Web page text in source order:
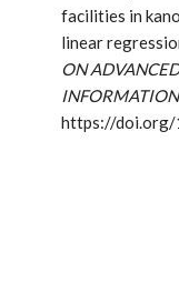
facilities in
linear
ON
https://